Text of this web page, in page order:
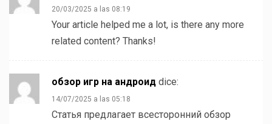
20/03/2025 a las 08:19
Your article helped me a lot, is there any more
related content? Thanks!
обзор игр на андроид dice:
14/07/2025 a las 05:18
Статья предлагает всесторонний обзор